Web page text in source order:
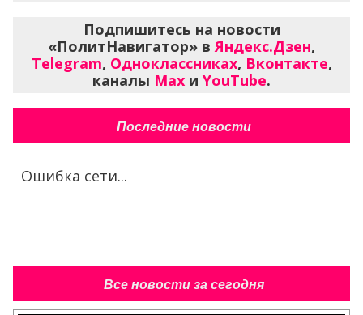
Подпишитесь на новости
«ПолитНавигатор» вЯндекс.Дзен,
Telegram, Одноклассниках, Вконтакте,
каналы Max и YouTube.
Последние новости
Ошибка сети...
Все новости за сегодня